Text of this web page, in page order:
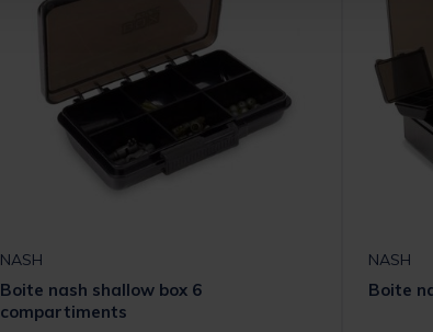
NASH
Boite nash shallow box 6
compartiments
NASH
Boite